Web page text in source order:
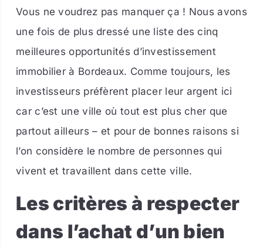
Vous ne voudrez pas manquer ça ! Nous avons
une fois de plus dressé une liste des cinq
meilleures opportunités d’investissement
immobilier à Bordeaux. Comme toujours, les
investisseurs préfèrent placer leur argent ici
car c’est une ville où tout est plus cher que
partout ailleurs – et pour de bonnes raisons si
l’on considère le nombre de personnes qui
vivent et travaillent dans cette ville.
Les critères à respecter
dans l’achat d’un bien